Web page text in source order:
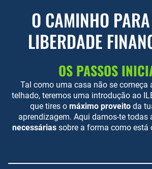
O CAMINHO
LIBERDADE
OS PASSOS
Tal como uma casa não se começa
telhado, teremos uma introdução ao
que tires o máximo proveitoda
aprendizagem. Aqui damos-te todas
necessáriassobre a forma como está